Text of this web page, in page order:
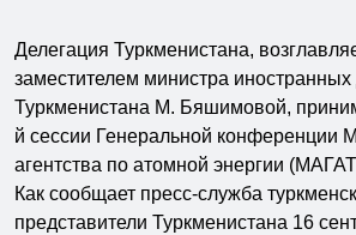
Делегация Туркменистана,
заместителем министра иностранных
Туркменистана М. Бяшимовой,
й сессии Генеральной конференции
агентства по атомной энергии
Как сообщает пресс-служба
представители Туркменистана 16